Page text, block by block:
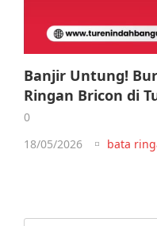
Banjir Untung!
Ringan Bricon di
0
18/05/2026
bata